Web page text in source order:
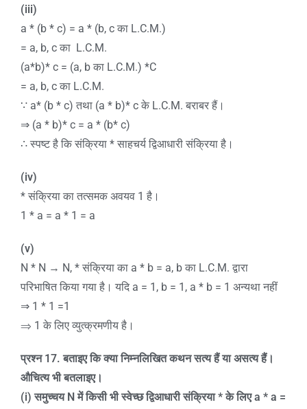
(iii)
a * (b * c) = a * (b, c का L.C.M.)
= a, b, c का L.C.M.
(a*b)* c = (a, b का L.C.M.) *C
= a, b, c का L.C.M.
∵ a* (b * c) तथा (a * b)* c के L.C.M. बराबर हैं।
⇒ (a * b)* c = a * (b* c)
∴ स्पष्ट है कि संक्रिया * साहचर्य द्विआधारी संक्रिया है।
(iv)
* संक्रिया का तत्समक अवयव 1 है।
1 * a = a * 1 = a
(v)
N * N → N, * संक्रिया का a * b = a, b का L.C.M. द्वारा
परिभाषित किया गया है। यदि a = 1, b = 1, a * b = 1 अन्यथा नहीं
⇒ 1 * 1 =1
⇒ 1 के लिए व्युत्क्रमणीय है।
प्रश्न 17.बताइए कि क्या निम्नलिखित कथन सत्य हैं या असत्य हैं।
औचित्य भी बतलाइए।
(i)समुच्चय Nमें किसी भी स्वेच्छ द्विआधारी संक्रिया * के लिएa * a =